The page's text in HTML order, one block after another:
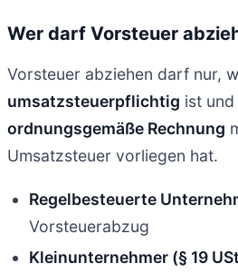
Wer darf Vorsteuer
Vorsteuer abziehen darf nur,
umsatzsteuerpflichtig ist und
ordnungsgemäße Rechnung
Umsatzsteuer vorliegen hat.
Regelbesteuerte
Vorsteuerabzug
Kleinunternehmer (§ 19